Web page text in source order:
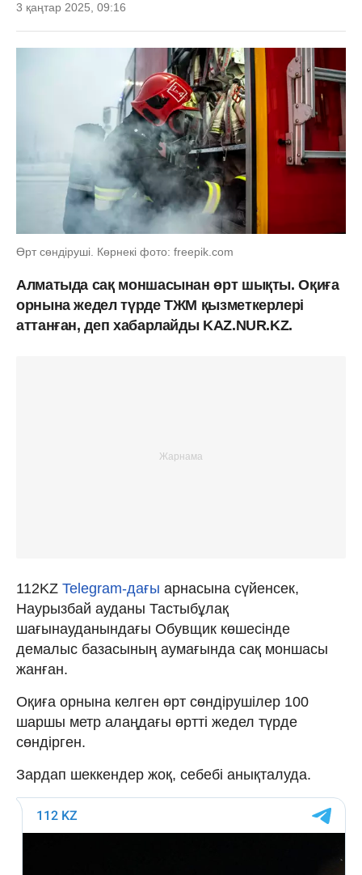
3 қаңтар 2025, 09:16
Өрт сөндіруші. Көрнекі фото: freepik.com
Алматыда сақ моншасынан өрт шықты. Оқиға
орнына жедел түрде ТЖМ қызметкерлері
аттанған, деп хабарлайды KAZ.NUR.KZ.
112KZ Telegram-дағы арнасына сүйенсек,
Наурызбай ауданы Тастыбұлақ
шағынауданындағы Обувщик көшесінде
демалыс базасының аумағында сақ моншасы
жанған.
Оқиға орнына келген өрт сөндірушілер 100
шаршы метр алаңдағы өртті жедел түрде
сөндірген.
Зардап шеккендер жоқ, себебі анықталуда.